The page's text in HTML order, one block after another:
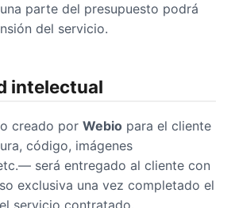
parte del presupuesto podrá
del servicio.
intelectual
creado por Webio para el cliente
código, imágenes
será entregado al cliente con
exclusiva una vez completado el